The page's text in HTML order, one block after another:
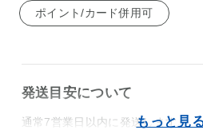
ポイント/カード併用可
発送目安について
通常7営業日以内に発送します。